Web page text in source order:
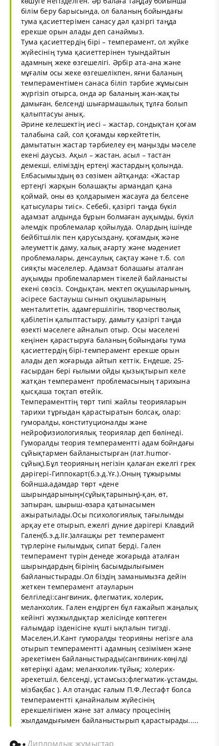
білім беру барысында, ол баланың бойындағы
тума қасиеттерімен санасу дәл қазіргі таңда
ерекше орын алады деп санаймыз.
Тума қасиеттердің бірі – темперамент, ол жүйке
жүйесінің тума қасиеттерінен туындайтын
адамның жеке өзгешелігі. Әрбір ата-ана және
мұғалім осы жеке өзгешелікпен, яғни баланың
темпераментімен санаса біліп тәрбие жұмысын
жүргізіп отырса, онда әр баланың жан-жақты
дамыған, белсенді шығармашылық тұлға болып
қалыптасуы анық.
Әрине келешектің иесі – жастар, сондықтан қоғам
талабына сай, сол қоғамды көркейтетін,
дамытатын жастар тәрбиелеу ең маңызды мәселе
екені даусыз. Ақыл – жастан, асыл – тастан
демекші, еліміздің ертеңі жастардың қолында.
Елбасымыздың өз сөзімен айтқанда: «Жастар
ертеңгі жарқын болашақты армандап қана
қоймай, оны өз қолдарымен жасауға да белсене
қатысулары тиіс». Себебі, қазіргі таңда бүкіл
адамзат алдында бұрын болмаған ауқымды, бүкіл
әлемдік проблемалар қойылуда. Олардың ішінде
бейбітшілік пен қарусыздану, қоғамдық және
әлеуметтік даму, халық ағарту және мәдениет
проблемалары, денсаулық сақтау және т.б. сол
сияқты мәселелер. Адамзат болашағы аталған
ауқымды проблемалармен тікелей байланысты
екені сөзсіз. Сондықтан, мектеп оқушыларының,
әсіресе бастауыш сынып оқушыларының
менталитетін, адамгершілігін, творчестволық
қабілетін қалыптастыру, дамыту қазіргі таңда
өзекті мәселеге айналып отыр. Осы мәселені
кеңінен қарастыруға баланың бойындағы тума
қасиеттердің бірі-темперамент ерекше орын
алады деп жоғарыда айтып кеттік. Ендеше, 25-
ғасырдан бері ғылыми ойды қызықтырып келе
жатқан темперамент проблемасының тарихына
қысқаша тоқтап өтейік.
Темпераменттің төрт типі жайлы теорияларын
тарихи тұрғыдан қарастыратын болсақ, олар:
гуморалды, конституционалды және
нейрофизиологиялық теориялар деп бөлінеді.
Гуморалды теория темпераментті адам бойндағы
сұйықтармен байланыстырған (лат.humor-
сұйық).Бұл теорияның негізін қалаған ежелгі грек
дәрігері-Гиппокарт(б.э.д.Үғ.).Оның тұжырымы
бойнша,адамдар төрт «дене
шырындарының»(сұйықтарының)-қан, өт,
запыран, шырыш-өзара қатынасымен
ажыратылады.Осы психологиялық тағылымды
арқау ете отырып, ежелгі дүние дәрігері Клавдий
Гален(б.э.д.ІІғ.)алғашқы рет темперамент
түрлеріне ғылымдық сипат берді. Гален
темперамент түрін денеде жоғарыда аталған
шырындардың бірінің басымдылығымен
байланыстырады.Ол біздің заманымызға дейін
жеткен темперамент атауларын
белгіледі:сангвиник, флегматик, холерик,
меланхолик. Гален ендірген бұл ғажайып жаңалық
кейінгі жүзжылдықтар желісінде көптеген
ғалымдар ізденісіне күшті ықпалын тигзді.
Мәселен,И.Кант гуморалды теорияны негізге ала
отырып темпераментті адамның сезімімен және
әрекетімен байланыстырады(сангвиник-көңілді
көтеріңкі адам; меланхолик-тұйық; холерик-
әрекетшіл, белсенді, ұстамсыз;флегматик-ұстамды,
мізбақбас ). Ал отандас ғалым П.Ф.Лесгафт болса
темпераментті қанайналым жүйесінің
ерекшелігімен және зат алмасу процесінің
жылдамдығымен байланыстырып қарастырады.....
Дипломдық жұмыстар